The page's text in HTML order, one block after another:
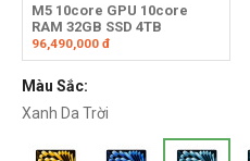
M5 10core GPU 10core
RAM 32GB SSD 4TB
96,490,000 đ
Màu Sắc:
Xanh Da Trời